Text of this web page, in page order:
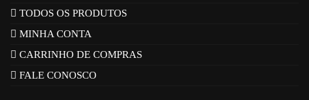
TODOS OS PRODUTOS
MINHA CONTA
CARRINHO DE COMPRAS
FALE CONOSCO